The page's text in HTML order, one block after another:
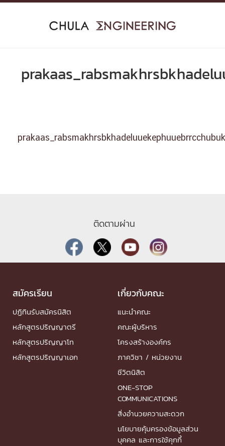
Skip
ติดตามผ่าน
สมัครเรียน
ปฏิทินรับสมัครนิสิต
หลักสูตรปริญญาตรี
หลักสูตรปริญญาโท
หลักสูตรปริญญาเอก
เกี่ยวกับคณะ
แนะนำคณะ
คณะผู้บริหาร
โครงสร้างองค์กร
ภาควิชา / หน่วยงาน
ชีวิตนิสิต
ONE-STOP
COMMUNICATIONS
สิ่งอำนวยความสะดวก
นโยบายคุ้มครองข้อมูลส่วน
บุคคล และการใช้คุกกี้